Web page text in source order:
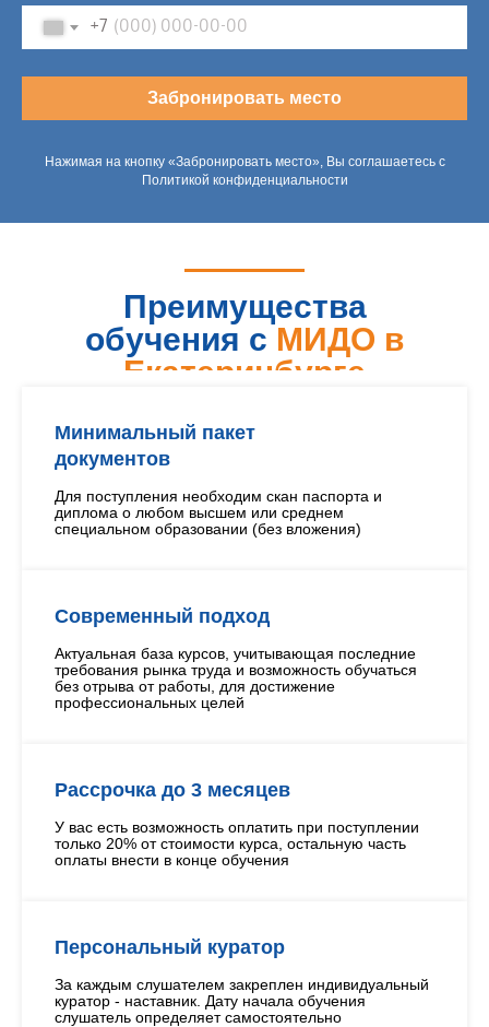
+7
Забронировать место
Нажимая на кнопку «Забронировать место», Вы соглашаетесь с
Политикой конфиденциальности
Преимущества
обучения с МИДО в
Екатеринбурге
Минимальный пакет
документов
Для поступления необходим скан паспорта и
диплома о любом высшем или среднем
специальном образовании (без вложения)
Современный подход
Актуальная база курсов, учитывающая последние
требования рынка труда и возможность обучаться
без отрыва от работы, для достижение
профессиональных целей
Рассрочка до 3 месяцев
У вас есть возможность оплатить при поступлении
только 20% от стоимости курса, остальную часть
оплаты внести в конце обучения
Персональный куратор
За каждым слушателем закреплен индивидуальный
куратор - наставник. Дату начала обучения
слушатель определяет самостоятельно